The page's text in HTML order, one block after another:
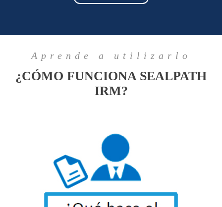
Aprende a utilizarlo
¿CÓMO FUNCIONA SEALPATH
IRM?